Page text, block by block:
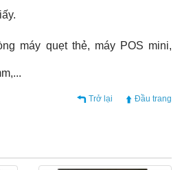
máy quẹt thẻ, máy POS mini,
Trở lại Đầu trang